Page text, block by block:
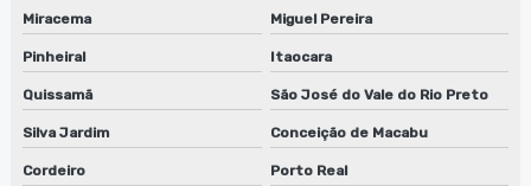
Fábrica de máquina lavadora anilox
Fábrica de maquina lavadora anilox em jundiaí
Fábrica de máquina lavadora anilox em são paulo
Miracema Miguel Pereira
Pinheiral Itaocara
Quissamã São José do Vale do Rio Preto
Silva Jardim Conceição de Macabu
Cordeiro Porto Real